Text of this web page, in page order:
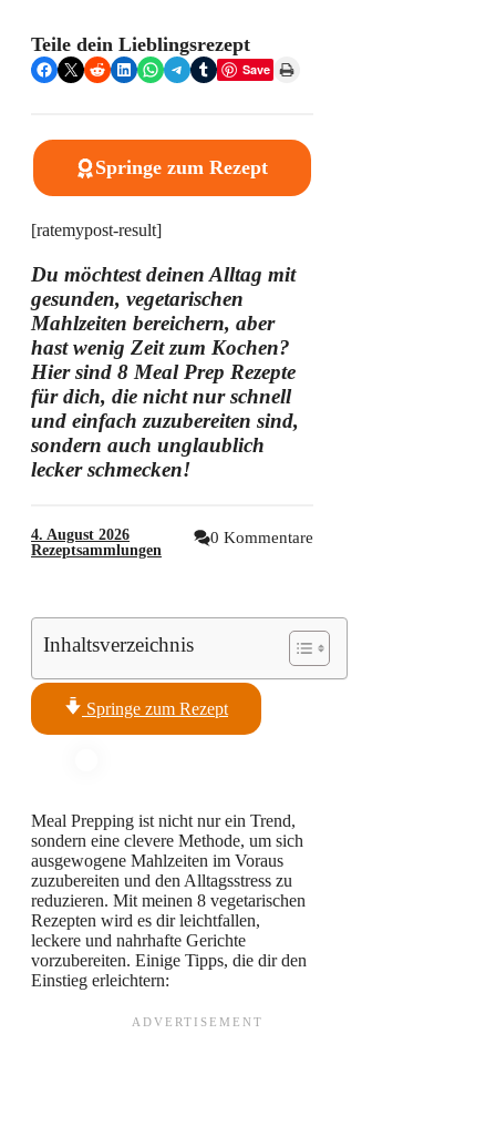
Teile dein Lieblingsrezept
Share on Facebook
Share on X Share on RedditShare on LinkedIn
Share on WhatsApp
Share on Telegram
Share on TumblrSave Print this Page
Springe zum Rezept
[ratemypost-result]
Du möchtest deinen Alltag mit
gesunden, vegetarischen
Mahlzeiten bereichern, aber
hast wenig Zeit zum Kochen?
Hier sind 8 Meal Prep Rezepte
für dich, die nicht nur schnell
und einfach zuzubereiten sind,
sondern auch unglaublich
lecker schmecken!
4. August 2026
Rezeptsammlungen
0 Kommentare
Inhaltsverzeichnis
Springe zum Rezept
Meal Prepping ist nicht nur ein Trend,
sondern eine clevere Methode, um sich
ausgewogene Mahlzeiten im Voraus
zuzubereiten und den Alltagsstress zu
reduzieren. Mit meinen 8 vegetarischen
Rezepten wird es dir leichtfallen,
leckere und nahrhafte Gerichte
vorzubereiten. Einige Tipps, die dir den
Einstieg erleichtern: